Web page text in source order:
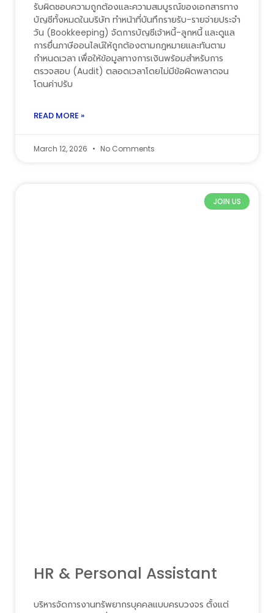
รับผิดชอบความถูกต้องและความสมบูรณ์ของเอกสารทาง
บัญชีทั้งหมดในบริษัท ทำหน้าที่บันทึกรายรับ-รายจ่ายประจำ
วัน (Bookkeeping) จัดการบัญชีเจ้าหนี้-ลูกหนี้ และดูแล
การยื่นภาษีออนไลน์ให้ถูกต้องตามกฎหมายและทันตาม
กำหนดเวลา เพื่อให้ข้อมูลทางการเงินพร้อมสำหรับการ
ตรวจสอบ (Audit) ตลอดเวลาโดยไม่มีข้อผิดพลาดจน
โดนค่าปรับ
READ MORE »
March 12, 2026 No Comments
JOIN US
HR & Personal Assistant
บริหารจัดการงานทรัพยากรบุคคลแบบครบวงจร ตั้งแต่